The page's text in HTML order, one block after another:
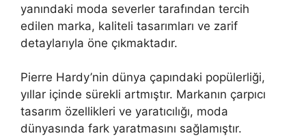
yanındaki moda severler tarafından tercih
edilen marka, kaliteli tasarımları ve zarif
detaylarıyla öne çıkmaktadır.
Pierre Hardy’nin dünya çapındaki popülerliği,
yıllar içinde sürekli artmıştır. Markanın çarpıcı
tasarım özellikleri ve yaratıcılığı, moda
dünyasında fark yaratmasını sağlamıştır.